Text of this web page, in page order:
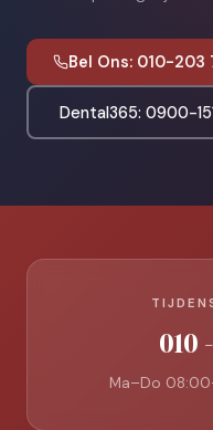
Bel Ons: 010-203
Dental365: 0900-
010
Ma–Do